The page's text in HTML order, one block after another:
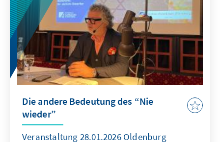
Die andere Bedeutung des “Nie
wieder”
Veranstaltung 28.01.2026 Oldenburg